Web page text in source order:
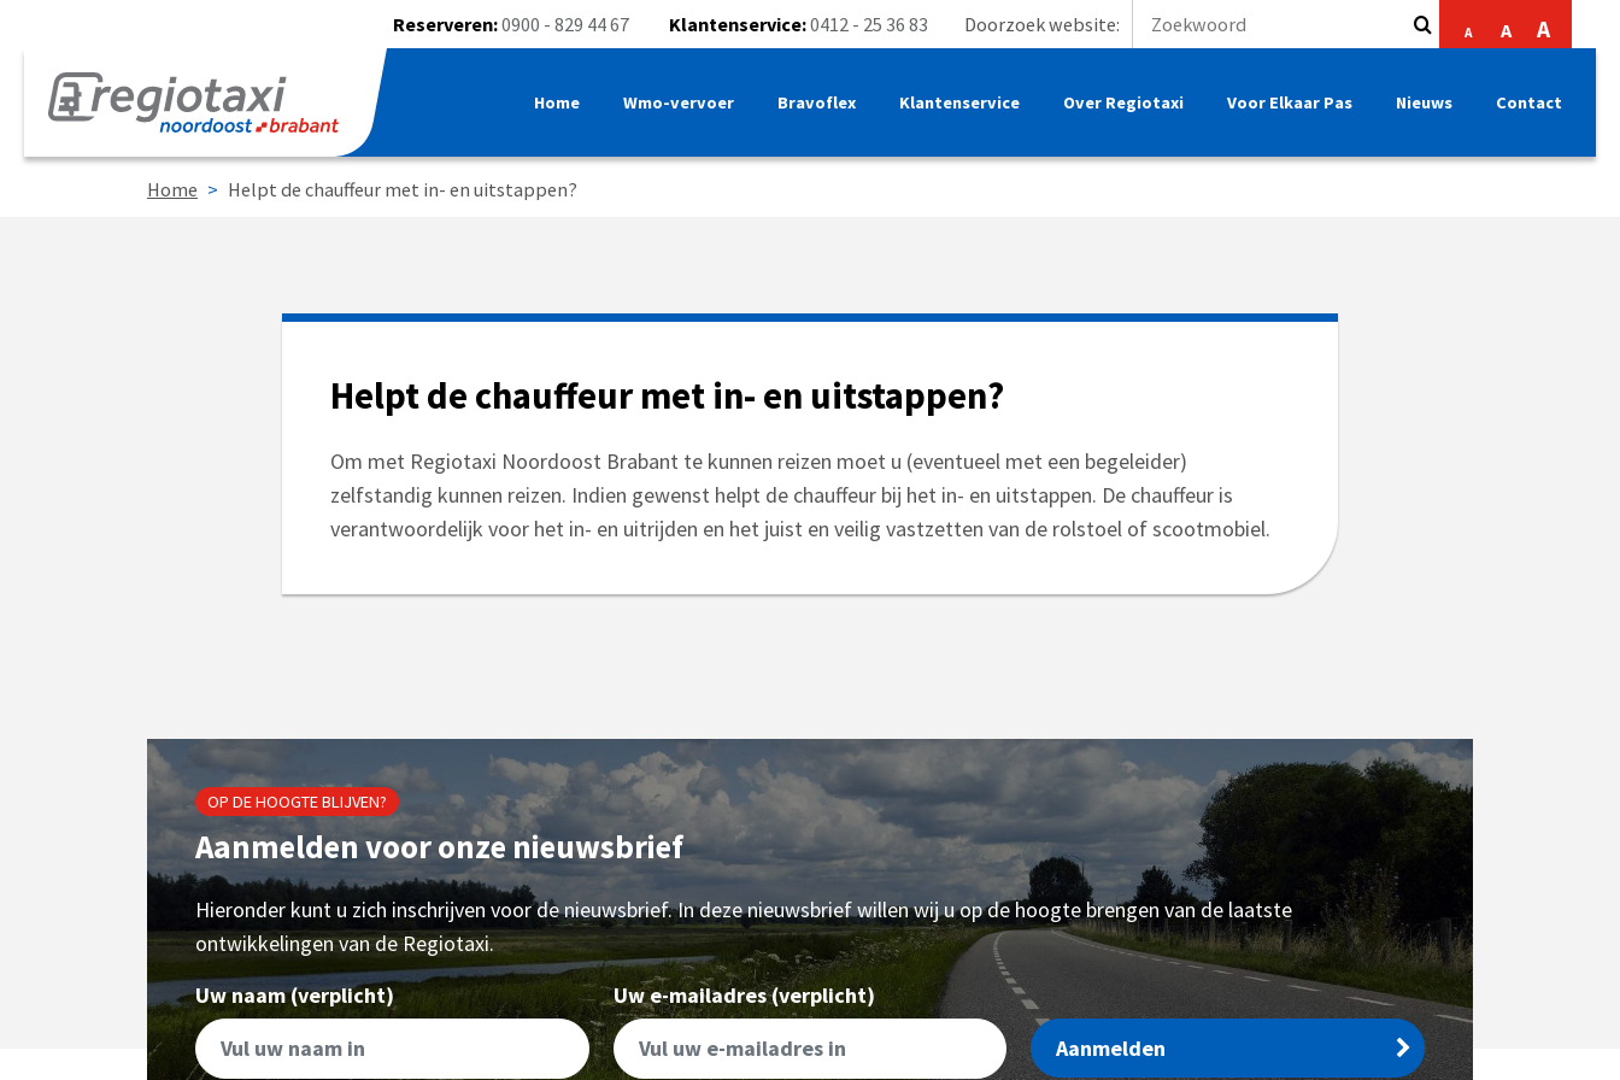
Reserveren:0900 - 829 44 67 Klantenservice:0412 - 25 36 83 Doorzoek website: A A A
Home Wmo-vervoer Bravoflex Klantenservice Over Regiotaxi Voor Elkaar Pas Nieuws Contact
Home > Helpt de chauffeur met in- en uitstappen?
Helpt de chauffeur met in- en uitstappen?
Om met Regiotaxi Noordoost Brabant te kunnen reizen moet u (eventueel met een begeleider)
zelfstandig kunnen reizen. Indien gewenst helpt de chauffeur bij het in- en uitstappen. De chauffeur is
verantwoordelijk voor het in- en uitrijden en het juist en veilig vastzetten van de rolstoel of scootmobiel.
OP DE HOOGTE BLIJVEN?
Aanmelden voor onze nieuwsbrief
Hieronder kunt u zich inschrijven voor de nieuwsbrief. In deze nieuwsbrief willen wij u op de hoogte brengen van de laatste
ontwikkelingen van de Regiotaxi.
Uw naam (verplicht)
Uw e-mailadres (verplicht)
Aanmelden